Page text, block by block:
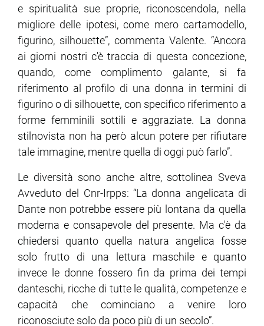
e spiritualità sue proprie, riconoscendola, nella
migliore delle ipotesi, come mero cartamodello,
figurino, silhouette”, commenta Valente. “Ancora
ai giorni nostri c'è traccia di questa concezione,
quando, come complimento galante, si fa
riferimento al profilo di una donna in termini di
figurino o di silhouette, con specifico riferimento a
forme femminili sottili e aggraziate. La donna
stilnovista non ha però alcun potere per rifiutare
tale immagine, mentre quella di oggi può farlo”.
Le diversità sono anche altre, sottolinea Sveva
Avveduto del Cnr-Irpps: “La donna angelicata di
Dante non potrebbe essere più lontana da quella
moderna e consapevole del presente. Ma c'è da
chiedersi quanto quella natura angelica fosse
solo frutto di una lettura maschile e quanto
invece le donne fossero fin da prima dei tempi
danteschi, ricche di tutte le qualità, competenze e
capacità che cominciano a venire loro
riconosciute solo da poco più di un secolo”.